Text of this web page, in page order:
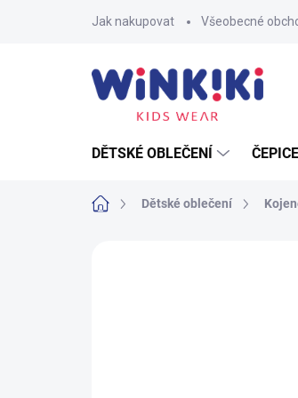
Jak nakupovat Všeobecné
DĚTSKÉ OBLEČENÍ ČEPICE
Domů Dětské oblečení